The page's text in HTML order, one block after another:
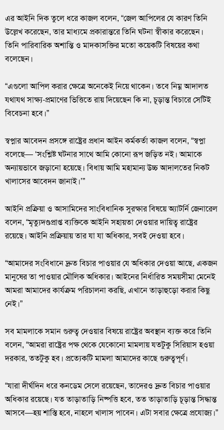
এর আইনি দিক তুলে ধরে কাজল বলেন, “জেল আপিলের যে কারণ তিনি
উল্লেখ করেছেন, তার মাধ্যমে প্রকারান্তরে তিনি ঘটনা স্বীকার করেছেন।
তিনি পারিবারিক অশান্তি ও মাদকাসক্তির মতো কয়েকটি বিষয়ের কথা
বলেছেন।
“এগুলো আপিল করার ক্ষেত্রে অনেকেই নিয়ে থাকেন। তবে নিম্ন আদালত
যথাযথ সাক্ষ্য-প্রমাণের ভিত্তিতে রায় দিয়েছেন কি না, চূড়ান্ত বিচারে সেটিই
বিবেচনা হবে।”
স্বপ্নার আবেদন প্রসঙ্গে রাষ্ট্রের প্রধান আইন কর্মকর্তা কাজল বলেন, “স্বপ্না
বলেছে— ‘সংশ্লিষ্ট ঘটনার সাথে আমি কোনো রূপ জড়িত নই। আমাকে
অন্যায়ভাবে জড়ানো হয়েছে। বিধায় আমি মহামান্য উচ্চ আদালতের নিকট
খালাসের আবেদন জানাই।’”
আইনি প্রক্রিয়া ও আসামিদের সাংবিধানিক সুরক্ষার বিষয়ে অ্যাটর্নি জেনারেল
বলেন, “মৃত্যুদণ্ডপ্রাপ্ত ব্যক্তিকে আইনি সহায়তা দেওয়ার দায়িত্ব রাষ্ট্রের
রয়েছে। আইনি প্রক্রিয়ায় তার যা যা অধিকার, সবই দেওয়া হবে।
“আমাদের সংবিধানে দ্রুত বিচার পাওয়ার যে অধিকার দেওয়া আছে, একজন
মানুষের তা পাওয়ার মৌলিক অধিকার। আইনের নির্ধারিত সময়সীমা মেনেই
আমরা আমাদের কার্যক্রম পরিচালনা করছি, এখানে তাড়াহুড়ো করার কিছু
নেই।”
সব মামলাকে সমান গুরুত্ব দেওয়ার বিষয়ে রাষ্ট্রের অবস্থান ব্যক্ত করে তিনি
বলেন, “আমরা রাষ্ট্রের পক্ষ থেকে যেকোনো মামলায় যতটুকু সিরিয়াস হওয়া
দরকার, ততটুকু হব। প্রত্যেকটি মামলা আমাদের কাছে গুরুত্বপূর্ণ।
“যারা দীর্ঘদিন ধরে কনডেম সেলে রয়েছেন, তাদেরও দ্রুত বিচার পাওয়ার
অধিকার রয়েছে। যত তাড়াতাড়ি নিষ্পত্তি হবে, তত তাড়াতাড়ি চূড়ান্ত সিদ্ধান্ত
আসবে—হয় শাস্তি হবে, নাহলে খালাস পাবেন। এটা সবার ক্ষেত্রে প্রযোজ্য।”